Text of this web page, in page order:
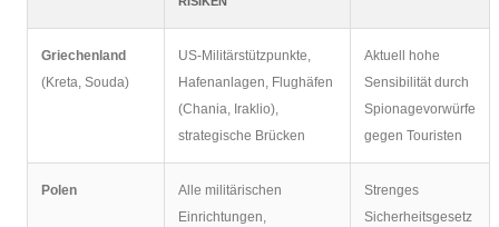
Griechenland
(Kreta, Souda)
US-Militärstützpunkte,
Hafenanlagen, Flughäfen
(Chania, Iraklio),
strategische Brücken
Aktuell hohe
Sensibilität durch
Spionagevorwürfe
gegen Touristen
Polen
Alle militärischen
Einrichtungen,
Strenges
Sicherheitsgesetz